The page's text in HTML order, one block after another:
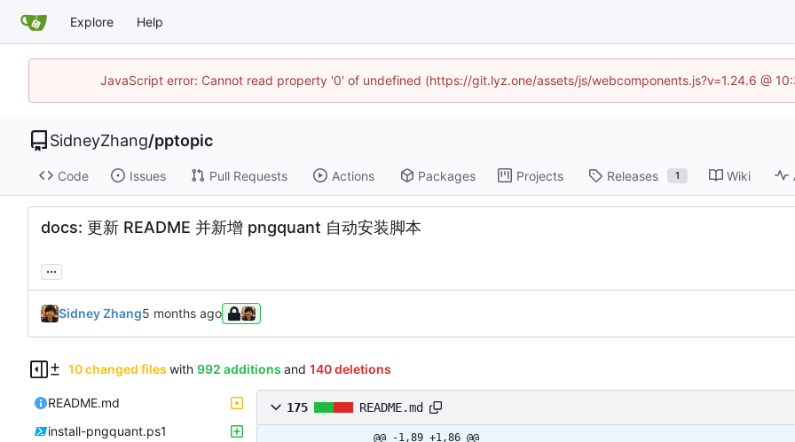
Explore Help
JavaScript error: Cannot read property '0' of undefined (https://git.lyz.one/assets/js/webcomponents.js?v=1.24.6 @
SidneyZhang/pptopic
Code Issues Pull Requests Actions Packages Projects Releases 1 Wiki
docs: 更新 README 并新增 pngquant 自动安装脚本
...
Sidney Zhang
10 changed files with 992 additions and 140 deletions
README.md
install-pngquant.ps1
175 README.md
@@ -1,89 +1,86 @@